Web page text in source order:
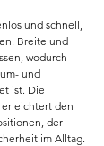
und schnell,
Breite und
wodurch
und
ist. Die
den
der
im Alltag.